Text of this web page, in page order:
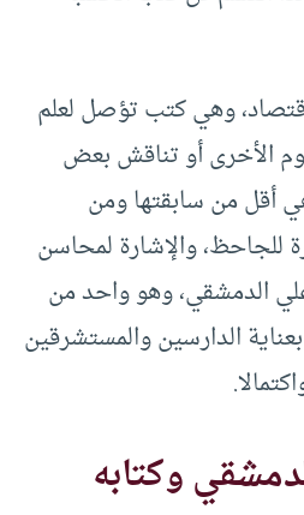
وهي كتب تؤصل لعلم
الأخرى أو تناقش بعض
أقل من سابقتها ومن
للجاحظ، والإشارة لمحاسن
الدمشقي، وهو واحد من
الدارسين والمستشرقين
وكتابه